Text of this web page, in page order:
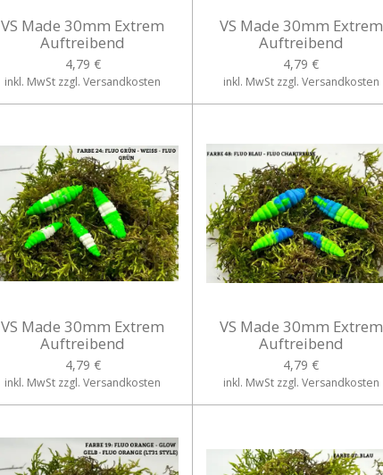
VS Made 30mm Extrem
Auftreibend
4,79 €
inkl. MwSt zzgl. Versandkosten
VS Made 30mm Extrem
Auftreibend
4,79 €
inkl. MwSt zzgl. Versandkosten
VS Made 30mm Extrem
Auftreibend
4,79 €
inkl. MwSt zzgl. Versandkosten
VS Made 30mm Extrem
Auftreibend
4,79 €
inkl. MwSt zzgl. Versandkosten